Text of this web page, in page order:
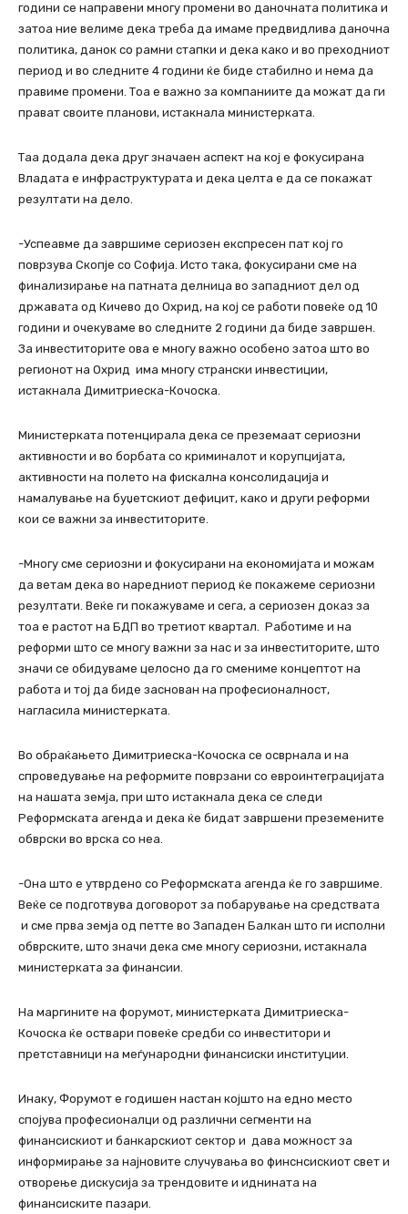
години се направени многу промени во даночната политика и
затоа ние велиме дека треба да имаме предвидлива даночна
политика, данок со рамни стапки и дека како и во преходниот
период и во следните 4 години ќе биде стабилно и нема да
правиме промени. Тоа е важно за компаниите да можат да ги
прават своите планови, истакнала министерката.
Таа додала дека друг значаен аспект на кој е фокусирана
Владата е инфраструктурата и дека целта е да се покажат
резултати на дело.
-Успеавмe да завршиме сериозен експресен пат кој го
поврзува Скопје со Софија. Исто така, фокусирани сме на
финализирање на патната делница во западниот дел од
државата од Кичево до Охрид, на кој се работи повеќе од 10
години и очекуваме во следните 2 години да биде завршен.
За инвеститорите ова е многу важно особено затоа што во
регионот на Охрид има многу странски инвестиции,
истакнала Димитриеска-Кочоска.
Министерката потенцирала дека се преземаат сериозни
активности и во борбата со криминалот и корупцијата,
активности на полето на фискална консолидација и
намалување на буџетскиот дефицит, како и други реформи
кои се важни за инвеститорите.
-Многу сме сериозни и фокусирани на економијата и можам
да ветам дека во наредниот период ќе покажеме сериозни
резултати. Веќе ги покажуваме и сега, а сериозен доказ за
тоа е растот на БДП во третиот квартал. Работиме и на
реформи што се многу важни за нас и за инвеститорите, што
значи се обидуваме целосно да го смениме концептот на
работа и тој да биде заснован на професионалност,
нагласила министерката.
Во обраќањето Димитриеска-Кочоска се осврнала и на
спроведување на реформите поврзани со евроинтеграцијата
на нашата земја, при што истакнала дека се следи
Реформската агенда и дека ќе бидат завршени преземените
обврски во врска со неа.
-Она што е утврдено со Реформската агенда ќе го завршиме.
Веќе се подготвува договорот за побарување на средствата
и сме прва земја од петте во Западен Балкан што ги исполни
обврските, што значи дека сме многу сериозни, истакнала
министерката за финансии.
На маргините на форумот, министерката Димитриеска-
Кочоска ќе оствари повеќе средби со инвеститори и
претставници на меѓународни финансиски институции.
Инаку, Форумот е годишен настан којшто на едно место
спојува професионалци од различни сегменти на
финансискиот и банкарскиот сектор и дава можност за
информирање за најновите случувања во финснсискиот свет и
отворење дискусија за трендовите и иднината на
финансиските пазари.